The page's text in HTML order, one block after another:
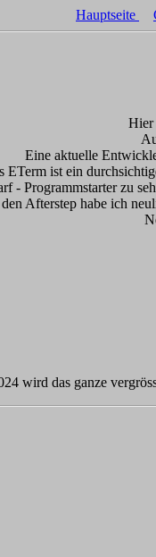
Hauptseite
Hier
Eine aktuelle
ETerm ist ein
- Programmstarter zu
Afterstep habe ich
wird das ganze